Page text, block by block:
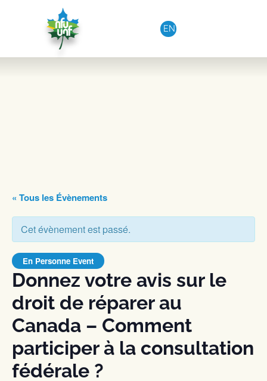
Aller au contenu
EN
« Tous les Évènements
Cet évènement est passé.
Donnez votre avis sur le
droit de réparer au
Canada – Comment
participer à la consultation
fédérale ?
En Personne Event